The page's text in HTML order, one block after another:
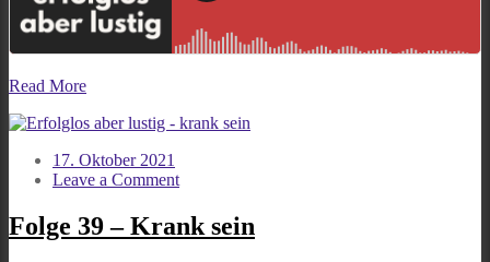
Read More
17. Oktober 2021
Leave a Commenton
39
–
Folge 39 – Krank sein